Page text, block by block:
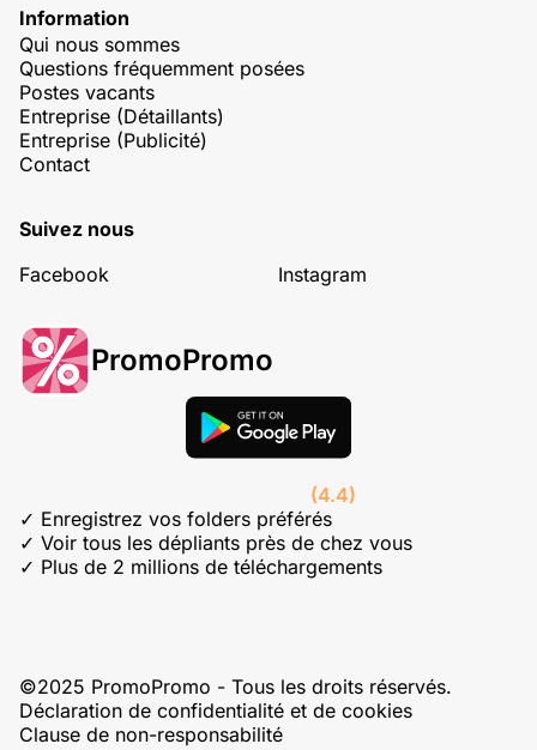
Information
Qui nous sommes
Questions fréquemment posées
Postes vacants
Entreprise (Détaillants)
Entreprise (Publicité)
Contact
Suivez nous
Facebook
Instagram
PromoPromo
(4.4)
✓ Enregistrez vos folders préférés
✓ Voir tous les dépliants près de chez vous
✓ Plus de 2 millions de téléchargements
©2025 PromoPromo - Tous les droits réservés.
Déclaration de confidentialité et de cookies
Clause de non-responsabilité